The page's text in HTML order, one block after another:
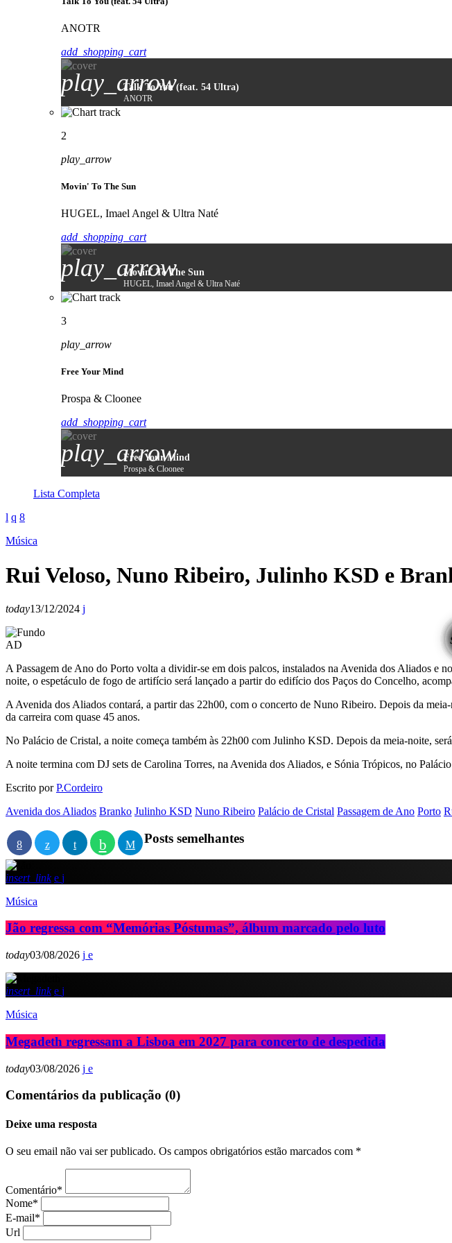
ANOTR
add_shopping_cart
play_arrowTalk To You (feat. 54 Ultra)
ANOTR
2
play_arrow
Movin' To The Sun
HUGEL, Imael Angel & Ultra Naté
add_shopping_cart
play_arrow
Movin' To The Sun
HUGEL, Imael Angel & Ultra Naté
3
play_arrow
Free Your Mind
Prospa & Cloonee
add_shopping_cart
play_arrow
Free Your Mind
Prospa & Cloonee
Lista Completa
Música
Rui Veloso, Nuno Ribeiro, Julinho KSD e
today13/12/2024
AD
A Passagem de Ano do Porto volta a dividir-se em dois palcos, instalados na Avenida dos Aliados
noite, o espetáculo de fogo de artifício será lançado a partir do edifício dos Paços do Concelho,
A Avenida dos Aliados contará, a partir das 22h00, com o concerto de Nuno Ribeiro. Depois da
da carreira com quase 45 anos.
No Palácio de Cristal, a noite começa também às 22h00 com Julinho KSD. Depois da meia-noite,
A noite termina com DJ sets de Carolina Torres, na Avenida dos Aliados, e Sónia Trópicos, no
Escrito porP.Cordeiro
Avenida dos Aliados Branko Julinho KSD Nuno Ribeiro Palácio de Cristal Passagem de Ano Porto
Posts semelhantes
insert_link
Música
Jão regressa com “Memórias Póstumas”, álbum marcado pelo luto
today03/08/2026
insert_link
Música
Megadeth regressam a Lisboa em 2027 para concerto de despedida
today03/08/2026
Comentários da publicação (0)
Deixe uma resposta
O seu email não vai ser publicado. Os campos obrigatórios estão marcados com *
Comentário*
Nome*
E-mail*
Url